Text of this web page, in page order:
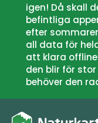
igen! Då skall
befintliga
efter
all data för
att klara
den blir för
behöver den